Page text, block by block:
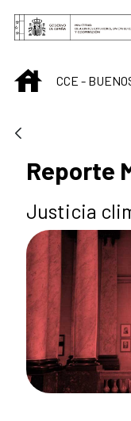
Saltar al contenido
INICIO
CCE -
Reporte
Justicia